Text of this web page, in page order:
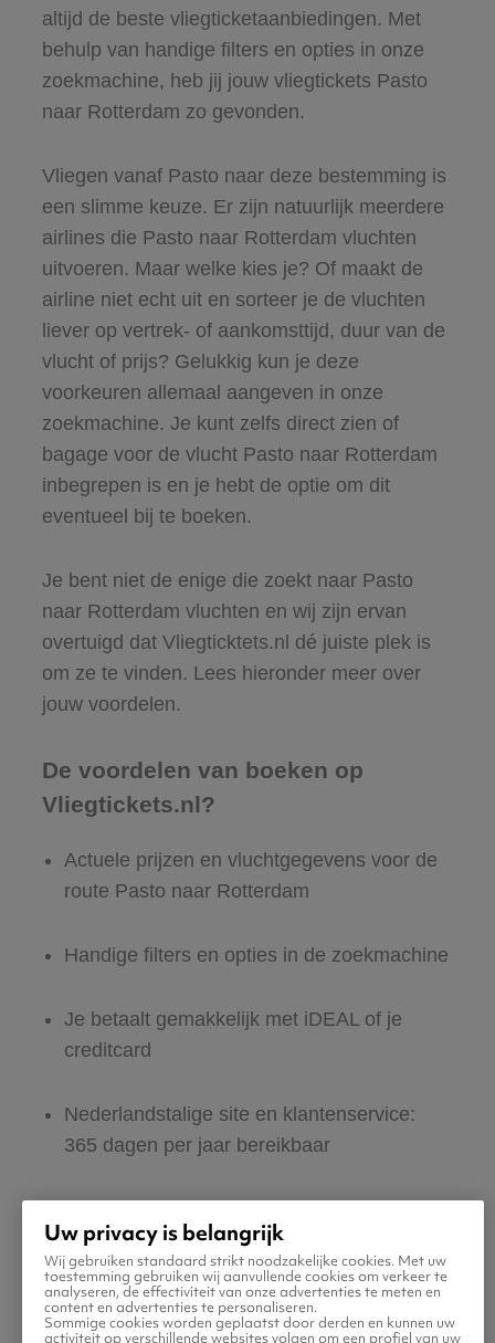
altijd de beste vliegticketaanbiedingen. Met
behulp van handige filters en opties in onze
zoekmachine, heb jij jouw vliegtickets Pasto
naar Rotterdam zo gevonden.
Vliegen vanaf Pasto naar deze bestemming is
een slimme keuze. Er zijn natuurlijk meerdere
airlines die Pasto naar Rotterdam vluchten
uitvoeren. Maar welke kies je? Of maakt de
airline niet echt uit en sorteer je de vluchten
liever op vertrek- of aankomsttijd, duur van de
vlucht of prijs? Gelukkig kun je deze
voorkeuren allemaal aangeven in onze
zoekmachine. Je kunt zelfs direct zien of
bagage voor de vlucht Pasto naar Rotterdam
inbegrepen is en je hebt de optie om dit
eventueel bij te boeken.
Je bent niet de enige die zoekt naar Pasto
naar Rotterdam vluchten en wij zijn ervan
overtuigd dat Vliegticktets.nl dé juiste plek is
om ze te vinden. Lees hieronder meer over
jouw voordelen.
De voordelen van boeken op
Vliegtickets.nl?
Actuele prijzen en vluchtgegevens voor de
route Pasto naar Rotterdam
Handige filters en opties in de zoekmachine
Je betaalt gemakkelijk met iDEAL of je
creditcard
Nederlandstalige site en klantenservice:
365 dagen per jaar bereikbaar
Boek ook direct een hotel of huurauto voor
in Rotterdam
Uw privacy is belangrijk
Wij gebruiken standaard strikt noodzakelijke cookies. Met uw
toestemming gebruiken wij aanvullende cookies om verkeer te
analyseren, de effectiviteit van onze advertenties te meten en
content en advertenties te personaliseren.
Sommige cookies worden geplaatst door derden en kunnen uw
activiteit op verschillende websites volgen om een profiel van uw